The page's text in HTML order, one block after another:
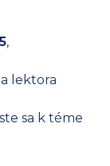
,
lektora
sa k téme